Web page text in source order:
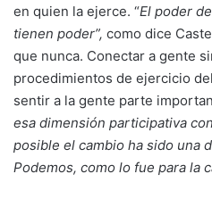
en quien la ejerce. “El poder
tienen poder”, como dice
que nunca. Conectar a gente
procedimientos de ejercicio
sentir a la gente parte
esa dimensión participativa
posible el cambio ha sido una
Podemos, como lo fue para la